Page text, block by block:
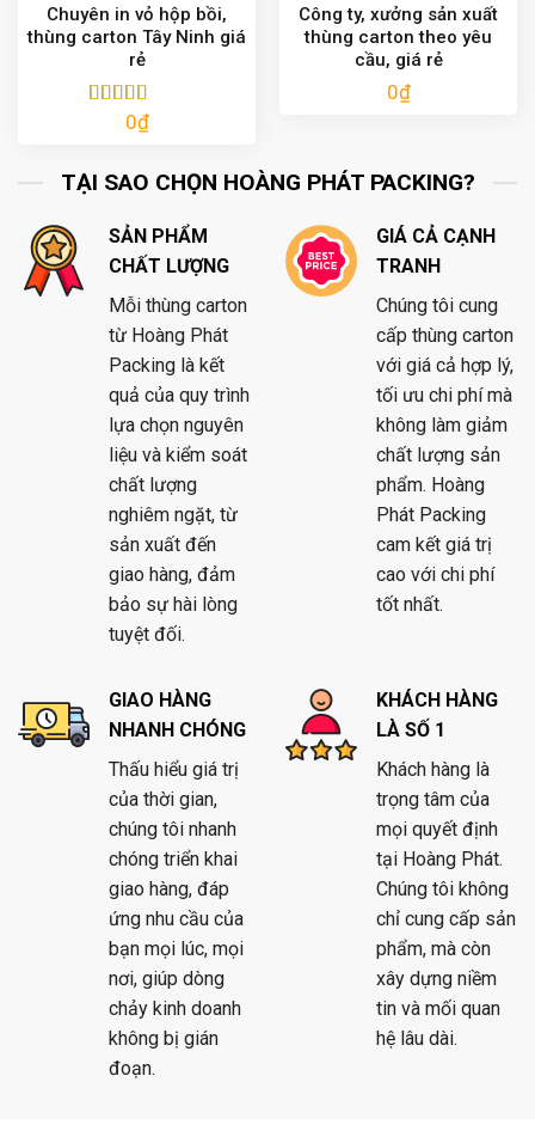
Chuyên in vỏ hộp bồi,
thùng carton Tây Ninh giá
rẻ
Được xếp
0₫
Công ty, xưởng sản xuất
thùng carton theo yêu
cầu, giá rẻ
0₫
TẠI SAO CHỌN HOÀNG PHÁT PACKING?
SẢN PHẨM
CHẤT LƯỢNG
Mỗi thùng carton
từ Hoàng Phát
Packing là kết
quả của quy trình
lựa chọn nguyên
liệu và kiểm soát
chất lượng
nghiêm ngặt, từ
sản xuất đến
giao hàng, đảm
bảo sự hài lòng
tuyệt đối.
GIÁ CẢ CẠNH
TRANH
Chúng tôi cung
cấp thùng carton
với giá cả hợp lý,
tối ưu chi phí mà
không làm giảm
chất lượng sản
phẩm. Hoàng
Phát Packing
cam kết giá trị
cao với chi phí
tốt nhất.
GIAO HÀNG
NHANH CHÓNG
Thấu hiểu giá trị
của thời gian,
chúng tôi nhanh
chóng triển khai
giao hàng, đáp
ứng nhu cầu của
bạn mọi lúc, mọi
nơi, giúp dòng
chảy kinh doanh
không bị gián
đoạn.
KHÁCH HÀNG
LÀ SỐ 1
Khách hàng là
trọng tâm của
mọi quyết định
tại Hoàng Phát.
Chúng tôi không
chỉ cung cấp sản
phẩm, mà còn
xây dựng niềm
tin và mối quan
hệ lâu dài.